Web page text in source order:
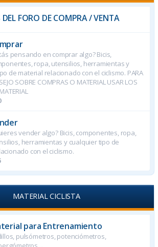
FORO DE COMPRA / VENTA
pensando en comprar algo? Bicis,
ropa, utensilios, herramientas y
de material relacionado con el ciclismo. PARA
SOBRE COMPRAS O MATERIAL USAR LOS
vender algo? Bicis, componentes, ropa,
herramientas y cualquier tipo de
con el ciclismo.
MATERIAL CICLISTA
para Entrenamiento
pulsómetros, potenciómetros,